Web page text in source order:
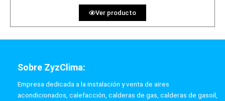
Ver producto
Sobre ZyzClima:
Empresa dedicada a la instalación y venta de aires
acondicionados, calefacción, calderas de gas, calderas de gasoil,